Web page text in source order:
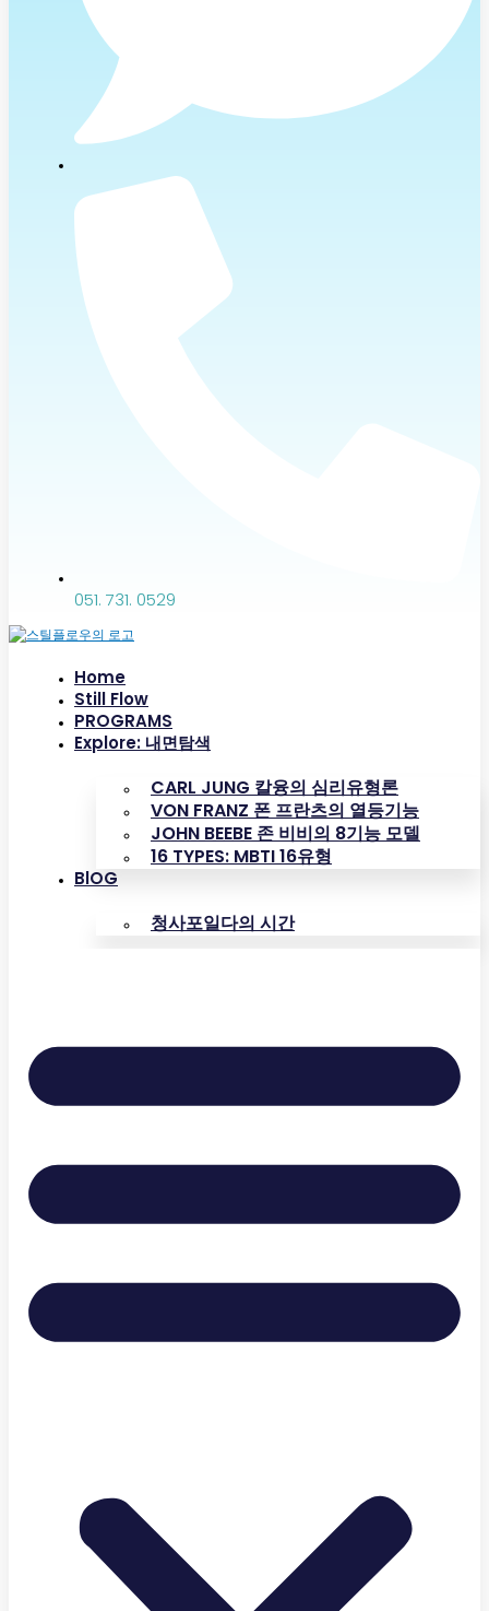
051. 731. 0529
Home
Still Flow
PROGRAMS
Explore: 내면탐색
CARL JUNG 칼융의 심리유형론
VON FRANZ 폰 프란츠의 열등기능
JOHN BEEBE 존 비비의 8기능 모델
16 TYPES: MBTI 16유형
BlOG
청사포일다의 시간